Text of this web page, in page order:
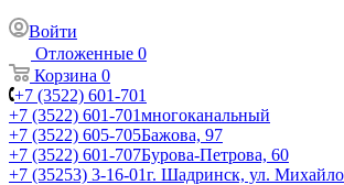
Войти
Отложенные 0
Корзина 0
+7 (3522) 601-701
+7 (3522) 601-701многоканальный
+7 (3522) 605-705Бажова, 97
+7 (3522) 601-707Бурова-Петрова, 60
+7 (35253) 3-16-01г. Шадринск, ул.